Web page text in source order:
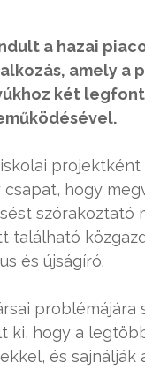
a hazai
amely
két
projektként
hogy
szórakoztató
található
és újságíró.
ki, hogy a
és sajnálják